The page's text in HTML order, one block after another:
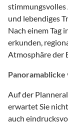
stimmungsvolles
und lebendiges
Nach einem Tag
erkunden,
Atmosphäre der
Auf der
erwartet Sie
auch